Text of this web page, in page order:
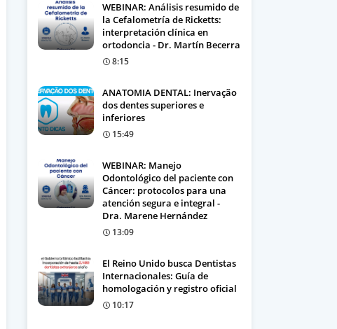
WEBINAR: Análisis resumido de
la Cefalometría de Ricketts:
interpretación clínica en
ortodoncia - Dr. Martín Becerra
8:15
ANATOMIA DENTAL: Inervação
dos dentes superiores e
inferiores
15:49
WEBINAR: Manejo
Odontológico del paciente con
Cáncer: protocolos para una
atención segura e integral -
Dra. Marene Hernández
13:09
El Reino Unido busca Dentistas
Internacionales: Guía de
homologación y registro oficial
10:17